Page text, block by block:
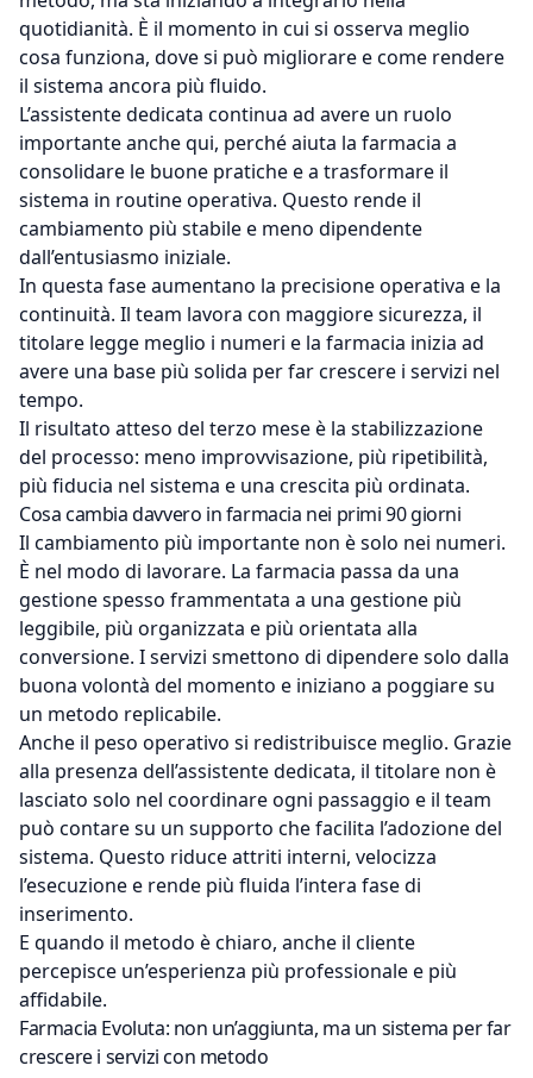
quotidianità. È il momento in cui si osserva meglio
cosa funziona, dove si può migliorare e come rendere
il sistema ancora più fluido.
L’assistente dedicata continua ad avere un ruolo
importante anche qui, perché aiuta la farmacia a
consolidare le buone pratiche e a trasformare il
sistema in routine operativa. Questo rende il
cambiamento più stabile e meno dipendente
dall’entusiasmo iniziale.
In questa fase aumentano la precisione operativa e la
continuità. Il team lavora con maggiore sicurezza, il
titolare legge meglio i numeri e la farmacia inizia ad
avere una base più solida per far crescere i servizi nel
tempo.
Il risultato atteso del terzo mese è la stabilizzazione
del processo: meno improvvisazione, più ripetibilità,
più fiducia nel sistema e una crescita più ordinata.
Cosa cambia davvero in farmacia nei primi 90 giorni
Il cambiamento più importante non è solo nei numeri.
È nel modo di lavorare. La farmacia passa da una
gestione spesso frammentata a una gestione più
leggibile, più organizzata e più orientata alla
conversione. I servizi smettono di dipendere solo dalla
buona volontà del momento e iniziano a poggiare su
un metodo replicabile.
Anche il peso operativo si redistribuisce meglio. Grazie
alla presenza dell’assistente dedicata, il titolare non è
lasciato solo nel coordinare ogni passaggio e il team
può contare su un supporto che facilita l’adozione del
sistema. Questo riduce attriti interni, velocizza
l’esecuzione e rende più fluida l’intera fase di
inserimento.
E quando il metodo è chiaro, anche il cliente
percepisce un’esperienza più professionale e più
affidabile.
Farmacia Evoluta: non un’aggiunta, ma un sistema per far
crescere i servizi con metodo